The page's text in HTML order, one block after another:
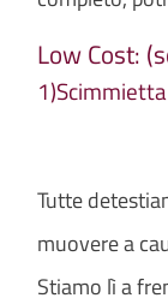
Low Cost:
Tutte
muovere a
Stiamo lì a